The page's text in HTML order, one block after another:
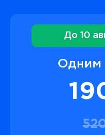
До 10
Одним